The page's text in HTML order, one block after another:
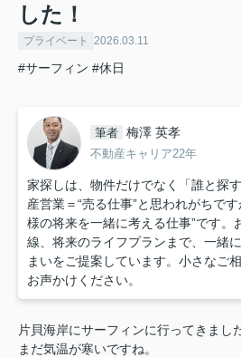
した！
プライベート 2026.03.11
#サーフィン #休日
筆者 梅澤 英孝
不動産キャリア22年
家探しは、物件だけでなく「誰と探
産営業＝“売る仕事”と思われがちで
様の将来を一緒に考える仕事”です。
線、将来のライフプランまで、一緒
まいをご提案しています。小さなご
お声かけください。
片貝海岸にサーフィンに行ってきまし
まだ気温が寒いですね。